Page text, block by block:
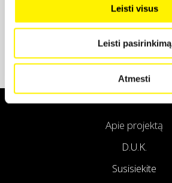
Leisti visus
Leisti pasirinkimą
Atmesti
Apie projektą
D.U.K.
Susisiekite